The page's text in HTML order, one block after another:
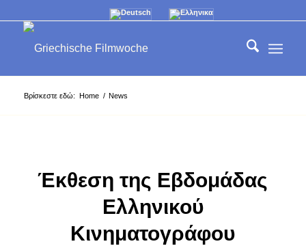
Βρίσκεστε εδώ: Home / News
Έκθεση της Εβδομάδας
Ελληνικού
Κινηματογράφου